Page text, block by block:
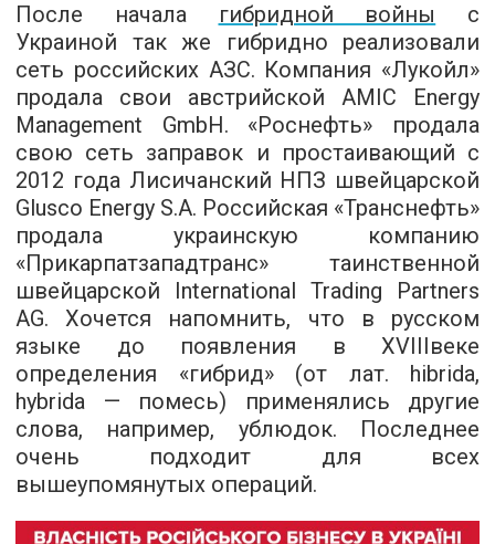
После начала
гибридной войны с
Украиной так же гибридно реализовали
сеть российских АЗС. Компания «Лукойл»
продала свои австрийской AMIC Energy
Management GmbH. «Роснефть» продала
свою сеть заправок и простаивающий с
2012 года Лисичанский НПЗ швейцарской
Glusco Energy S.A. Российская «Транснефть»
продала украинскую компанию
«Прикарпатзападтранс» таинственной
швейцарской International Trading Partners
AG. Хочется напомнить, что в русском
языке до появления в XVIIIвеке
определения «гибрид» (от лат. hibrida,
hybrida — помесь) применялись другие
слова, например, ублюдок. Последнее
очень подходит для всех
вышеупомянутых операций.